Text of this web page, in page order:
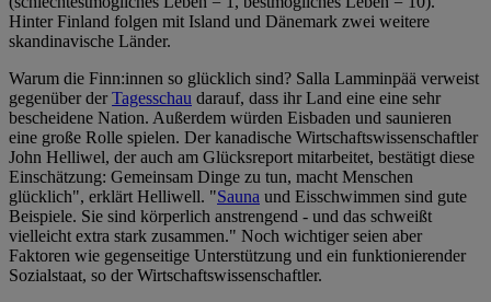
Hinter Finland folgen mit Island und Dänemark zwei weitere
skandinavische Länder.
Warum die Finn:innen so glücklich sind? Salla Lamminpää verweist
gegenüber derTagesschau darauf, dass ihr Land eine eine sehr
bescheidene Nation. Außerdem würden Eisbaden und saunieren
eine große Rolle spielen. Der kanadische Wirtschaftswissenschaftler
John Helliwel, der auch am Glücksreport mitarbeitet, bestätigt diese
Einschätzung: Gemeinsam Dinge zu tun, macht Menschen
glücklich", erklärt Helliwell. "Sauna und Eisschwimmen sind gute
Beispiele. Sie sind körperlich anstrengend - und das schweißt
vielleicht extra stark zusammen." Noch wichtiger seien aber
Faktoren wie gegenseitige Unterstützung und ein funktionierender
Sozialstaat, so der Wirtschaftswissenschaftler.